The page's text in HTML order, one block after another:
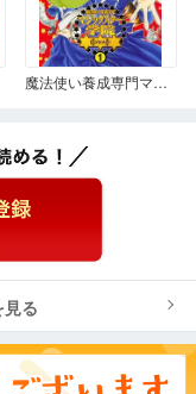
魔法使い養成専門マジックスター学院☆☆☆ 1
る